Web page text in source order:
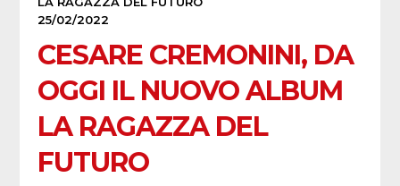
25/02/2022
CESARE CREMONINI, DA
OGGI IL NUOVO ALBUM
LA RAGAZZA DEL
FUTURO